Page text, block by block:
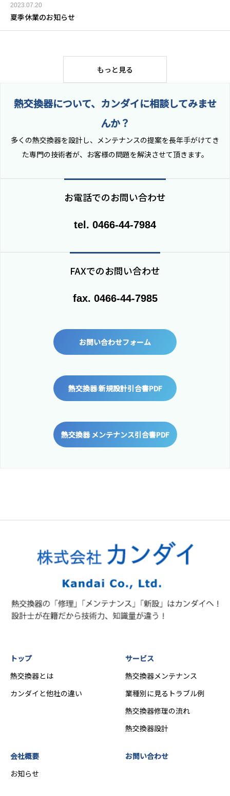
2023.07.20
夏季休業のお知らせ
もっと見る
熱交換器について、カンダイに相談してみませ
んか？
多くの熱交換器を設計し、メンテナンスの提案を長年手がけてき
た専門の技術者が、お客様の問題を解決させて頂きます。
お電話でのお問い合わせ
tel. 0466-44-7984
FAXでのお問い合わせ
fax. 0466-44-7985
お問い合わせフォーム
熱交換器 新規設計引合書PDF
熱交換器 メンテナンス引合書PDF
トップ
熱交換器とは
カンダイと他社の違い
サービス
熱交換器メンテナンス
業種別に見るトラブル例
熱交換器修理の流れ
熱交換器設計
会社概要
お知らせ
お問い合わせ